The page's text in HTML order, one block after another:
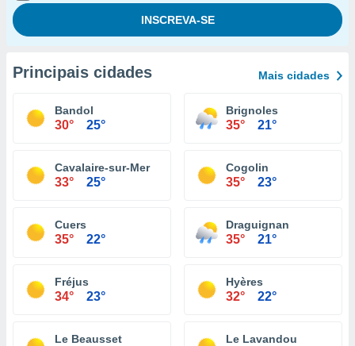
Principais cidades Mais cidades
Bandol
30° 25°
Brignoles
35° 21°
Cavalaire-sur-Mer
33° 25°
Cogolin
35° 23°
Cuers
35° 22°
Draguignan
35° 21°
Fréjus
34° 23°
Hyères
32° 22°
Le Beausset Le Lavandou